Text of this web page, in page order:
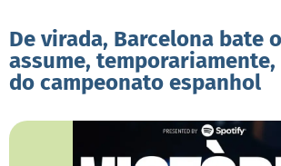
De virada, Barcelona bate
assume,
do campeonato espanhol